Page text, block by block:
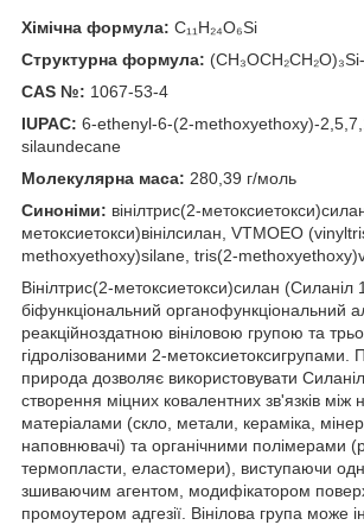
Хімічна формула: C₁₁H₂₄O₆Si
Структурна формула:
CAS №: 1067-53-4
IUPAC: 6-ethenyl-6-(2-methoxyethoxy)-
silaundecane
Молекулярна маса: 280,39 г/моль
Синоніми: вінілтрис(2-
метоксиетокси)вінілсилан, VTMOEO
methoxyethoxy)silane, tris(2-
Вінілтрис(2-метоксиетокси)силан (Силаніл
біфункціональний органофункціональний
реакційноздатною вініловою групою та
гідролізованими 2-метоксиетоксигрупами.
природа дозволяє використовувати
створення міцних ковалентних зв'язків між
матеріалами (скло, метали, кераміка,
наповнювачі) та органічними полімерами
термопласти, еластомери), виступаючи
зшиваючим агентом, модифікатором
промоутером адгезії. Вінілова група може